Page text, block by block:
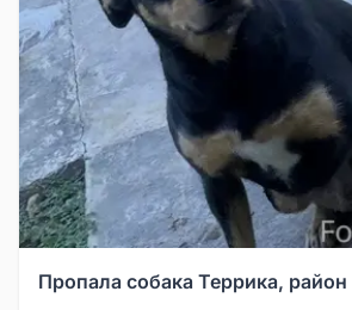
Пропала собака Террика,